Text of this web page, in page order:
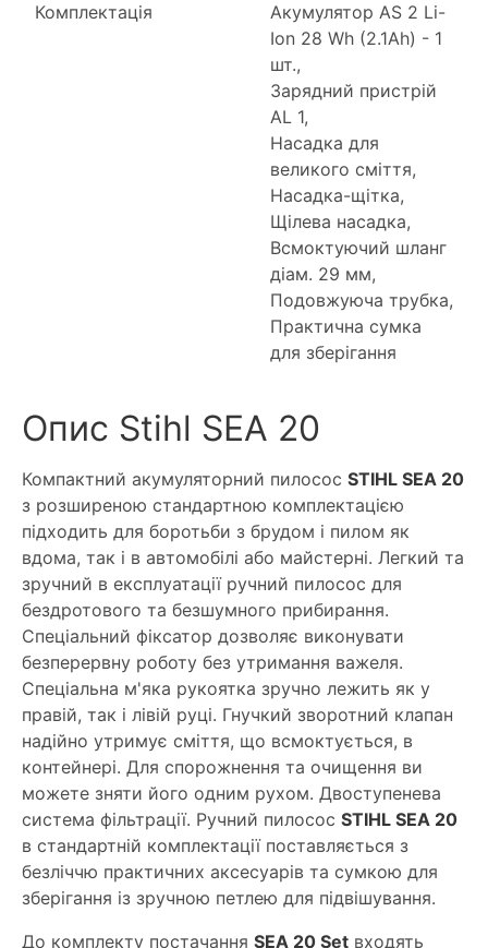
Комплектація
Акумулятор AS 2 Li-
Ion 28 Wh (2.1Ah) - 1
шт.,
Зарядний пристрій
AL 1,
Насадка для
великого сміття,
Насадка-щітка,
Щілева насадка,
Всмоктуючий шланг
діам. 29 мм,
Подовжуюча трубка,
Практична сумка
для зберігання
Опис Stihl SEA 20
Компактний акумуляторний пилосос STIHL SEA 20
з розширеною стандартною комплектацією
підходить для боротьби з брудом і пилом як
вдома, так і в автомобілі або майстерні. Легкий та
зручний в експлуатації ручний пилосос для
бездротового та безшумного прибирання.
Спеціальний фіксатор дозволяє виконувати
безперервну роботу без утримання важеля.
Спеціальна м'яка рукоятка зручно лежить як у
правій, так і лівій руці. Гнучкий зворотний клапан
надійно утримує сміття, що всмоктується, в
контейнері. Для спорожнення та очищення ви
можете зняти його одним рухом. Двоступенева
система фільтрації. Ручний пилосос STIHL SEA 20
в стандартній комплектації поставляється з
безліччю практичних аксесуарів та сумкою для
зберігання із зручною петлею для підвішування.
До комплекту постачання SEA 20 Set входять